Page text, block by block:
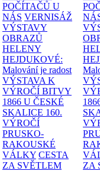
POČÍTAČŮ U
NÁS VERNISÁŽ
VÝSTAVY
OBRAZŮ
HELENY
HEJDUKOVÉ:
Malování je radost
VÝSTAVA K
VÝROČÍ BITVY
1866 U ČESKÉ
SKALICE 160.
VÝROČÍ
PRUSKO-
RAKOUSKÉ
VÁLKY CESTA
ZA SVĚTLEM
ZA